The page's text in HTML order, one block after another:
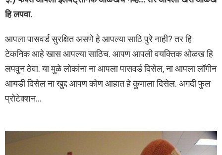
हि लपवा.
आपला पासवर्ड सुरक्षित असणे हे आपल्या साठि पुरे नाही? तर हि
टेकनिक आहे खास आपल्या साठिच. आपण आपली वयक्तिक ओळख हि
लपवुन ठेवा. या मुळे लोकांना ना आपला पासवर्ड दिसेल, ना आपला लॉगीन
आयडी दिसेल ना खुद्द आपण कोण आहात हे कुणाला दिसेल. अगदी फुल
प्रोटेक्शन…